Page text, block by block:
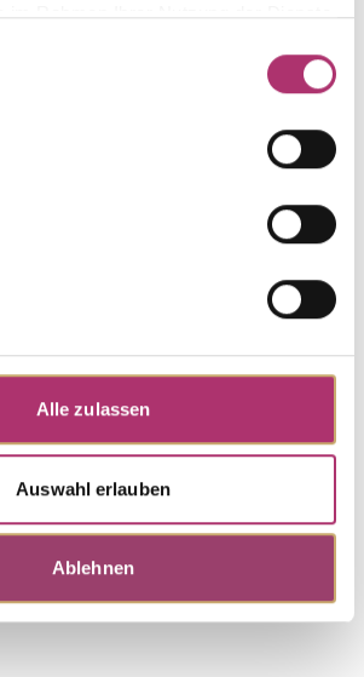
im Rahmen Ihrer Nutzung der Dienste
Alle zulassen
Auswahl erlauben
Ablehnen
Stein